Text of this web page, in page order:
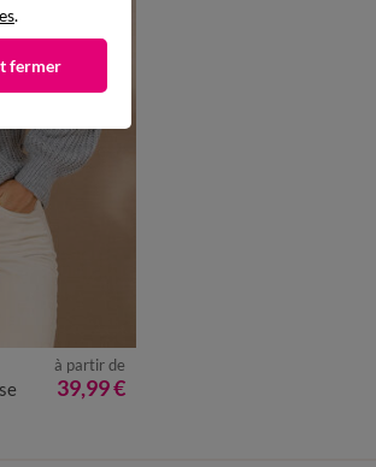
54
56
à partir de
39,99 €
.
fermer